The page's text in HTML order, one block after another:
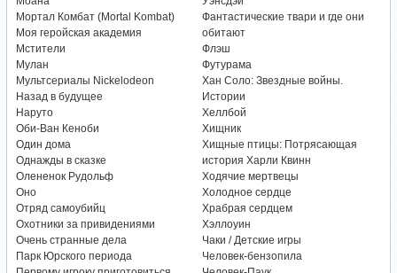
Мортал Комбат (Mortal Kombat)
Моя геройская академия
Мстители
Мулан
Мультсериалы Nickelodeon
Назад в будущее
Наруто
Оби-Ван Кеноби
Один дома
Однажды в сказке
Олененок Рудольф
Оно
Отряд самоубийц
Охотники за привидениями
Очень странные дела
Парк Юрского периода
Фантастические твари и где они
обитают
Флэш
Футурама
Хан Соло: Звездные войны.
Истории
Хеллбой
Хищник
Хищные птицы: Потрясающая
история Харли Квинн
Ходячие мертвецы
Холодное сердце
Храбрая сердцем
Хэллоуин
Чаки / Детские игры
Человек-бензопила